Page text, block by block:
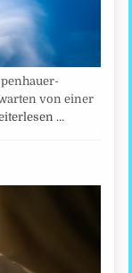
von einer
…